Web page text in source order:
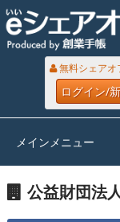
無料シェア
ログイン/
メインメニュー
公益財団